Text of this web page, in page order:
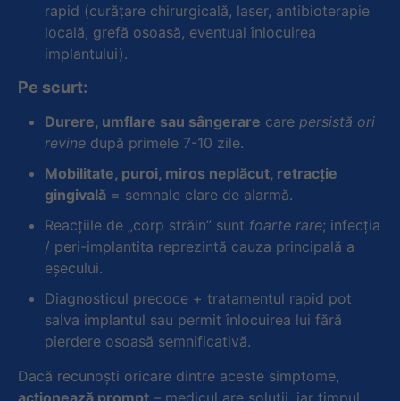
rapid (curăţare chirurgicală, laser, antibioterapie
locală, grefă osoasă, eventual înlocuirea
implantului).
Pe scurt:
Durere, umflare sau sângerare care persistă ori
revine după primele 7-10 zile.
Mobilitate, puroi, miros neplăcut, retracţie
gingivală = semnale clare de alarmă.
Reacţiile de „corp străin” sunt foarte rare; infecţia
/ peri-implantita reprezintă cauza principală a
eşecului.
Diagnosticul precoce + tratamentul rapid pot
salva implantul sau permit înlocuirea lui fără
pierdere osoasă semnificativă.
Dacă recunoşti oricare dintre aceste simptome,